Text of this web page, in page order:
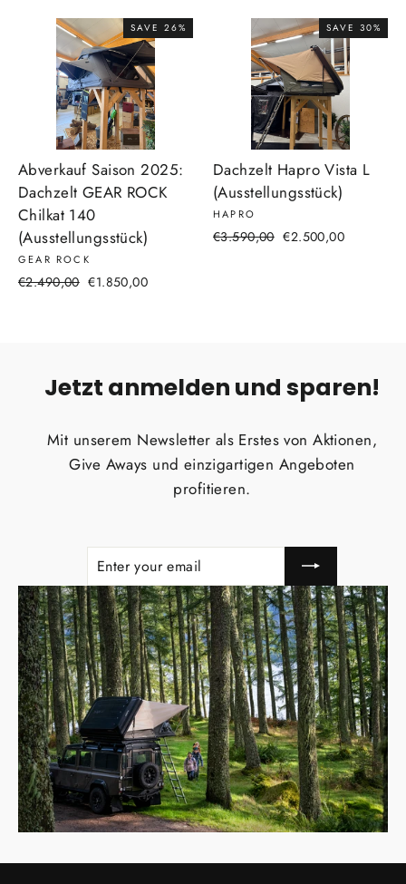
SAVE 26%
Abverkauf Saison 2025:
Dachzelt GEAR ROCK
Chilkat 140
(Ausstellungsstück)
GEAR ROCK
Regular
€2.490,00 Sale
€1.850,00
SAVE 30%
Dachzelt Hapro Vista L
(Ausstellungsstück)
HAPRO
Regular
€3.590,00 Sale
€2.500,00
Jetzt anmelden und sparen!
Mit unserem Newsletter als Erstes von Aktionen,
Give Aways und einzigartigen Angeboten
profitieren.
ENTER
SUBSCRIBE